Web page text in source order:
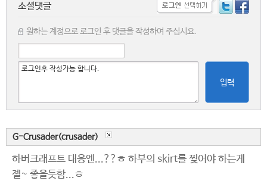
소셜댓글
원하는 계정으로 로그인 후 댓글을 작성하여 주십시요.
입력
G-Crusader(crusader)
하버크래프트 대응엔...??ㅎ 하부의 skirt를 찢어야 하는게
젤~ 좋을듯함...ㅎ